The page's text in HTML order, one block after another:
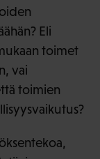
Eli
toimet
vai
toimien